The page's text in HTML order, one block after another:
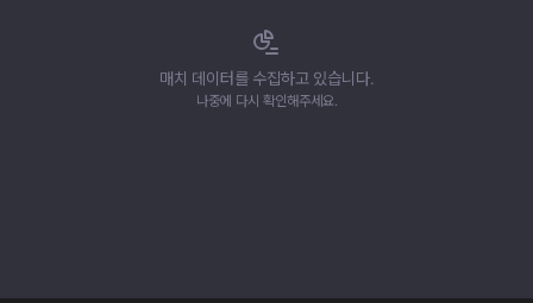
매치 데이터를 수집하고 있습니다.
나중에 다시 확인해주세요.